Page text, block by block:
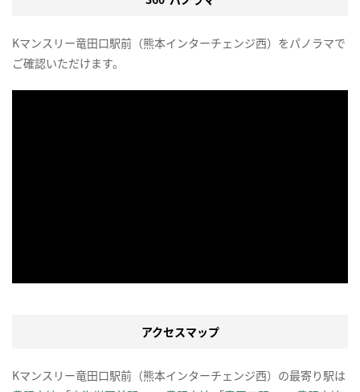
Kマンスリー竜田口駅前（熊本インターチェンジ西）をパノラマで
ご確認いただけます。
アクセスマップ
Kマンスリー竜田口駅前（熊本インターチェンジ西）の最寄り駅は